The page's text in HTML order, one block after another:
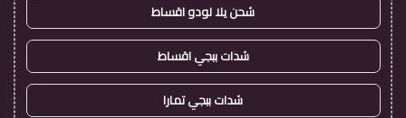
شحن يلا لودو اقساط
شدات ببجي اقساط
شدات ببجي تمارا